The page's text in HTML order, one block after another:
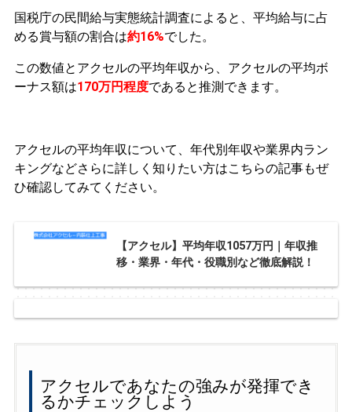
国税庁の民間給与実態統計調査によると、平均給与に占
める賞与額の割合は約16%でした。
この数値とアクセルの平均年収から、アクセルの平均ボ
ーナス額は170万円程度であると推測できます。
アクセルの平均年収について、年代別年収や業界内ラン
キングなどさらに詳しく知りたい方はこちらの記事もぜ
ひ確認してみてください。
【アクセル】平均年収1057万円｜年収推
移・業界・年代・役職別など徹底解説！
アクセルであなたの強みが発揮でき
るかチェックしよう